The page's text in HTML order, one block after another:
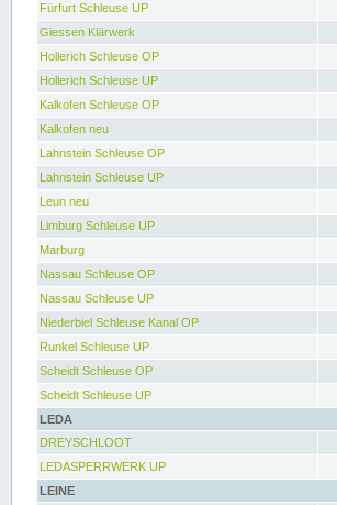
Fürfurt Schleuse UP
Giessen Klärwerk
Hollerich Schleuse OP
Hollerich Schleuse UP
Kalkofen Schleuse OP
Kalkofen neu
Lahnstein Schleuse OP
Lahnstein Schleuse UP
Leun neu
Limburg Schleuse UP
Marburg
Nassau Schleuse OP
Nassau Schleuse UP
Niederbiel Schleuse Kanal OP
Runkel Schleuse UP
Scheidt Schleuse OP
Scheidt Schleuse UP
LEDA
DREYSCHLOOT
LEDASPERRWERK UP
LEINE